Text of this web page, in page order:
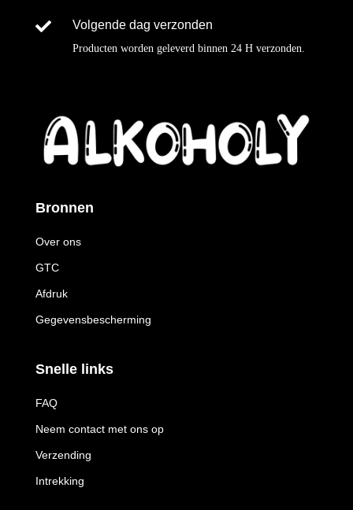
 Volgende dag verzonden
Producten worden geleverd binnen 24 H verzonden.
Bronnen
Over ons
GTC
Afdruk
Gegevensbescherming
Snelle links
FAQ
Neem contact met ons op
Verzending
Intrekking